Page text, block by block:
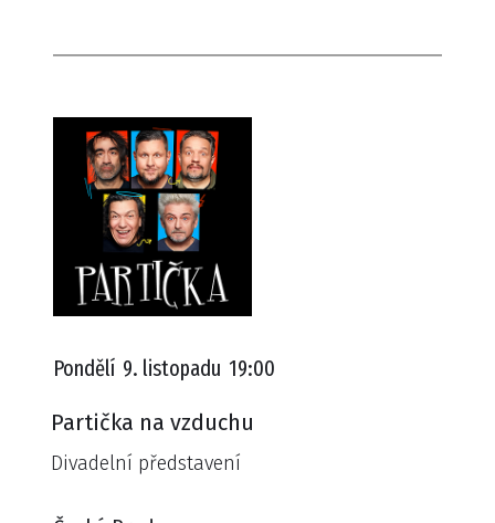
Pondělí 9. listopadu 19:00
Partička na vzduchu
Divadelní představení